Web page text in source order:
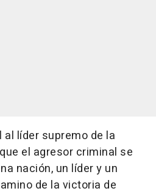
líder supremo de la
el agresor criminal se
nación, un líder y un
de la victoria de